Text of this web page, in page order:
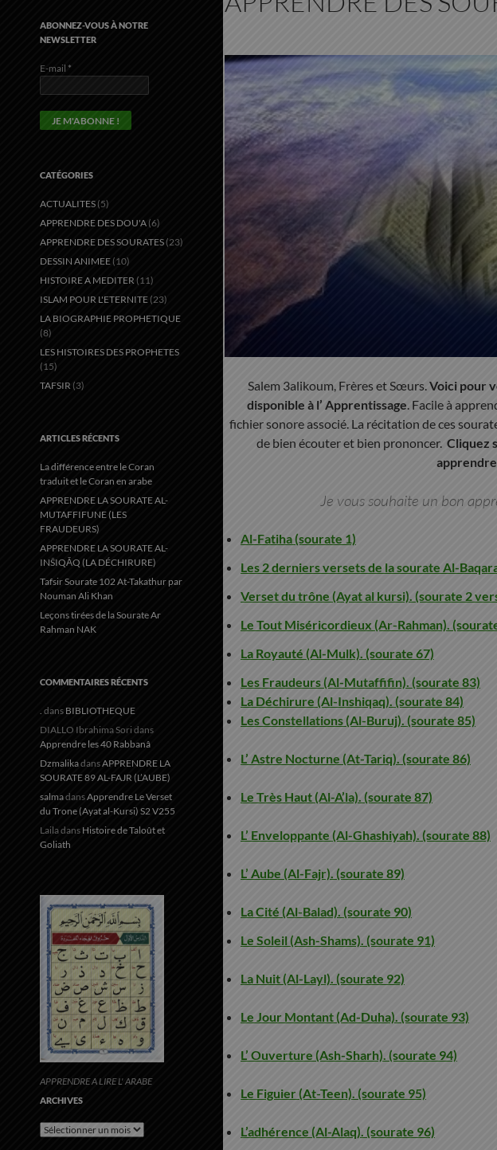
Salem 3alikoum, Frères et Sœurs.Voici pour
disponible à l’ Apprentissage . Facile à
fichier sonore associé. La récitation de ces
de bien écouter et bien prononcer.Cliquez
apprendre.
Je vous souhaite un bon
Al-Fatiha (sourate 1)
Les 2 derniers versets de la sourate Al-
Verset du trône (Ayat al kursi). (sourate 2
Le Tout Miséricordieux (Ar-Rahman).
La Royauté (Al-Mulk). (sourate 67)
Les Fraudeurs (Al-Mutaffifin). (sourate 83)
La Déchirure (Al-Inshiqaq). (sourate 84)
Les Constellations (Al-Buruj). (sourate 85)
L’ Astre Nocturne (At-Tariq). (sourate 86)
Le Très Haut (Al-A’la). (sourate 87)
L’ Enveloppante (Al-Ghashiyah). (sourate 88)
L’ Aube (Al-Fajr). (sourate 89)
La Cité (Al-Balad). (sourate 90)
Le Soleil (Ash-Shams). (sourate 91)
La Nuit (Al-Layl). (sourate 92)
Le Jour Montant (Ad-Duha). (sourate 93)
L’ Ouverture (Ash-Sharh). (sourate 94)
Le Figuier (At-Teen). (sourate 95)
L’adhérence (Al-Alaq). (sourate 96)
ABONNEZ-VOUS À NOTRE
NEWSLETTER
E-mail *
CATÉGORIES
ACTUALITES (5)
APPRENDRE DES DOU'A (6)
APPRENDRE DES SOURATES (23)
DESSIN ANIMEE (10)
HISTOIRE A MEDITER (11)
ISLAM POUR L'ETERNITE (23)
LA BIOGRAPHIE PROPHETIQUE
(8)
LES HISTOIRES DES PROPHETES
(15)
TAFSIR (3)
ARTICLES RÉCENTS
La différence entre le Coran
traduit et le Coran en arabe
APPRENDRE LA SOURATE AL-
MUTAFFIFUNE (LES
FRAUDEURS)
APPRENDRE LA SOURATE AL-
INŠIQĀQ (LA DÉCHIRURE)
Tafsir Sourate 102 At-Takathur par
Nouman Ali Khan
Leçons tirées de la Sourate Ar
Rahman NAK
COMMENTAIRES RÉCENTS
dans BIBLIOTHEQUE
DIALLO Ibrahima Sori dans
Apprendre les 40 Rabbanâ
DzmalikadansAPPRENDRE LA
SOURATE 89 AL-FAJR (L’AUBE)
salmadansApprendre Le Verset
du Trone (Ayat al-Kursi) S2 V255
Lailadans Histoire de Taloût et
Goliath
APPRENDRE A LIRE L' ARABE
ARCHIVES
Archives